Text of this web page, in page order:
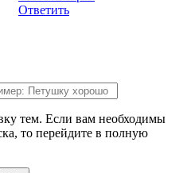
Ответить
тем. Если вам необходимы
то перейдите в полную